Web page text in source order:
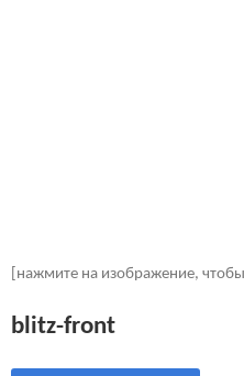
[нажмите на изображение,
blitz-front